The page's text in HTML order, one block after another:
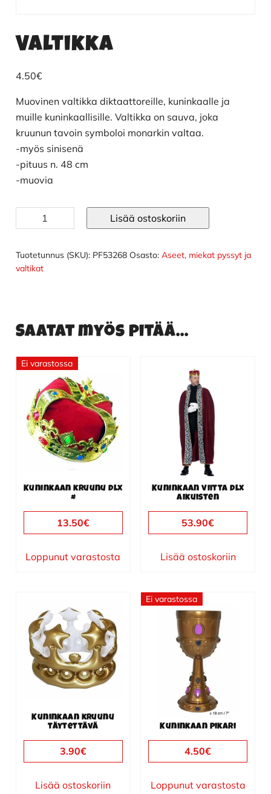
Valtikka
4.50€
Muovinen valtikka diktaattoreille, kuninkaalle ja
muille kuninkaallisille. Valtikka on sauva, joka
kruunun tavoin symboloi monarkin valtaa.
-myös sinisenä
-pituus n. 48 cm
-muovia
Valtikka
määrä
Lisää ostoskoriin
Tuotetunnus (SKU): PF53268 Osasto: Aseet, miekat pyssyt ja
valtikat
Saatat myös pitää...
Ei varastossa
Kuninkaan kruunu dlx
#
13.50€
Loppunut varastosta
Kuninkaan viitta dlx
aikuisten
53.90€
Lisää ostoskoriin
Kuninkaan kruunu
täytettävä
3.90€
Lisää ostoskoriin
Ei varastossa
Kuninkaan pikari
4.50€
Loppunut varastosta